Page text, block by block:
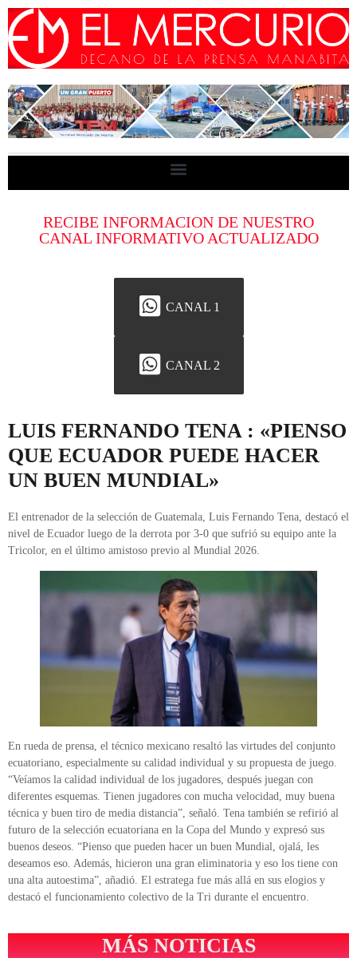
RECIBE INFORMACION DE NUESTRO
CANAL INFORMATIVO ACTUALIZADO
CANAL 1
CANAL 2
LUIS FERNANDO TENA : «PIENSO
QUE ECUADOR PUEDE HACER
UN BUEN MUNDIAL»
El entrenador de la selección de Guatemala, Luis Fernando Tena, destacó el
nivel de Ecuador luego de la derrota por 3-0 que sufrió su equipo ante la
Tricolor, en el último amistoso previo al Mundial 2026.
En rueda de prensa, el técnico mexicano resaltó las virtudes del conjunto
ecuatoriano, especialmente su calidad individual y su propuesta de juego.
“Veíamos la calidad individual de los jugadores, después juegan con
diferentes esquemas. Tienen jugadores con mucha velocidad, muy buena
técnica y buen tiro de media distancia”, señaló. Tena también se refirió al
futuro de la selección ecuatoriana en la Copa del Mundo y expresó sus
buenos deseos. “Pienso que pueden hacer un buen Mundial, ojalá, les
deseamos eso. Además, hicieron una gran eliminatoria y eso los tiene con
una alta autoestima”, añadió. El estratega fue más allá en sus elogios y
destacó el funcionamiento colectivo de la Tri durante el encuentro.
MÁS NOTICIAS